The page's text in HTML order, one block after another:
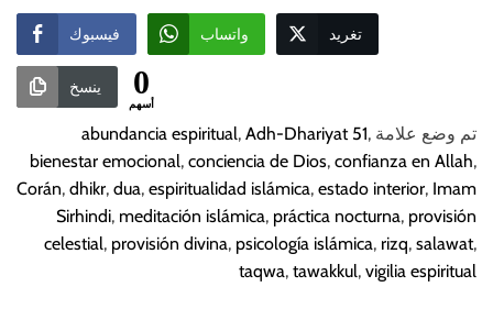
فيسبوك واتساب تغريد
ينسخ 0
أسهم
تم وضع علامة abundancia espiritual, Adh-Dhariyat 51,
bienestar emocional, conciencia de Dios, confianza en Allah,
Corán, dhikr, dua, espiritualidad islámica, estado interior, Imam
Sirhindi, meditación islámica, práctica nocturna, provisión
celestial, provisión divina, psicología islámica, rizq, salawat,
taqwa, tawakkul, vigilia espiritual